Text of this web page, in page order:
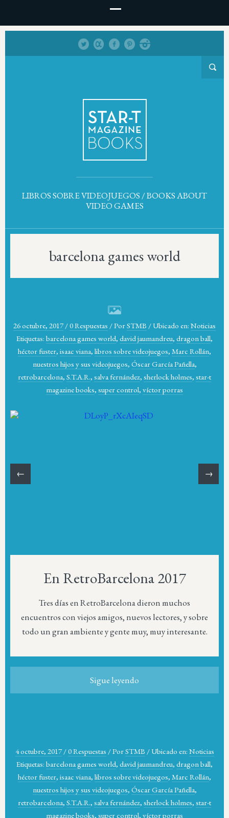
LIBROS SOBRE VIDEOJUEGOS / BOOKS ABOUT
VIDEO GAMES
barcelona games world
26 octubre, 2017 /0 Respuestas /PorSTMB / Ubicado en: Noticias
Etiquetas: barcelona games world, david jaumandreu, dragon ball,
héctor fuster, isaac viana, libros sobre videojuegos, Marc Rollán,
nuestros hijos y sus videojuegos, Óscar García Pañella,
retrobarcelona, S.T.A.R., salva fernández, sherlock holmes, star-t
magazine books, super control, víctor porras
← →
En RetroBarcelona 2017
Tres días en RetroBarcelona dieron muchos
encuentros con viejos amigos, nuevos lectores, y sobre
todo un gran ambiente y gente muy, muy interesante.
Sigue leyendo
4 octubre, 2017 /0 Respuestas /PorSTMB / Ubicado en: Noticias
Etiquetas: barcelona games world, david jaumandreu, dragon ball,
héctor fuster, isaac viana, libros sobre videojuegos, Marc Rollán,
nuestros hijos y sus videojuegos, Óscar García Pañella,
retrobarcelona, S.T.A.R., salva fernández, sherlock holmes, star-t
magazine books, super control, víctor porras